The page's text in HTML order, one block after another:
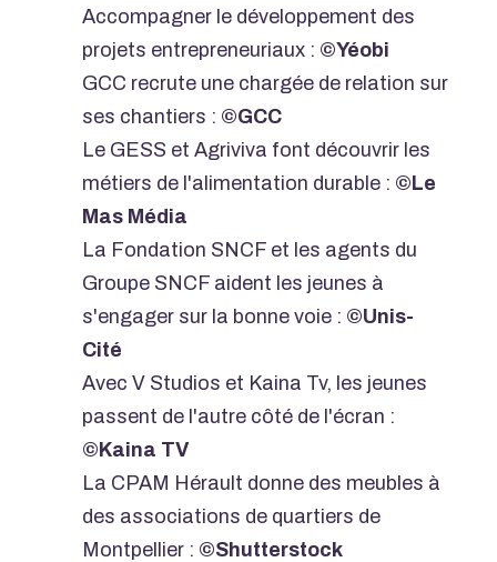
Accompagner le développement des
projets entrepreneuriaux : ©Yéobi
GCC recrute une chargée de relation sur
ses chantiers : ©GCC
Le GESS et Agriviva font découvrir les
métiers de l'alimentation durable : ©Le
Mas Média
La Fondation SNCF et les agents du
Groupe SNCF aident les jeunes à
s'engager sur la bonne voie : ©Unis-
Cité
Avec V Studios et Kaina Tv, les jeunes
passent de l'autre côté de l'écran :
©Kaina TV
La CPAM Hérault donne des meubles à
des associations de quartiers de
Montpellier : ©Shutterstock